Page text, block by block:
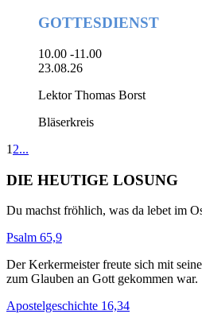
GOTTESDIENST
10.00 -11.00
23.08.26
Lektor Thomas Borst
Bläserkreis
1 2...
DIE HEUTIGE LOSUNG
Du machst fröhlich, was da lebet im
Psalm 65,9
Der Kerkermeister freute sich mit
zum Glauben an Gott gekommen war.
Apostelgeschichte 16,34